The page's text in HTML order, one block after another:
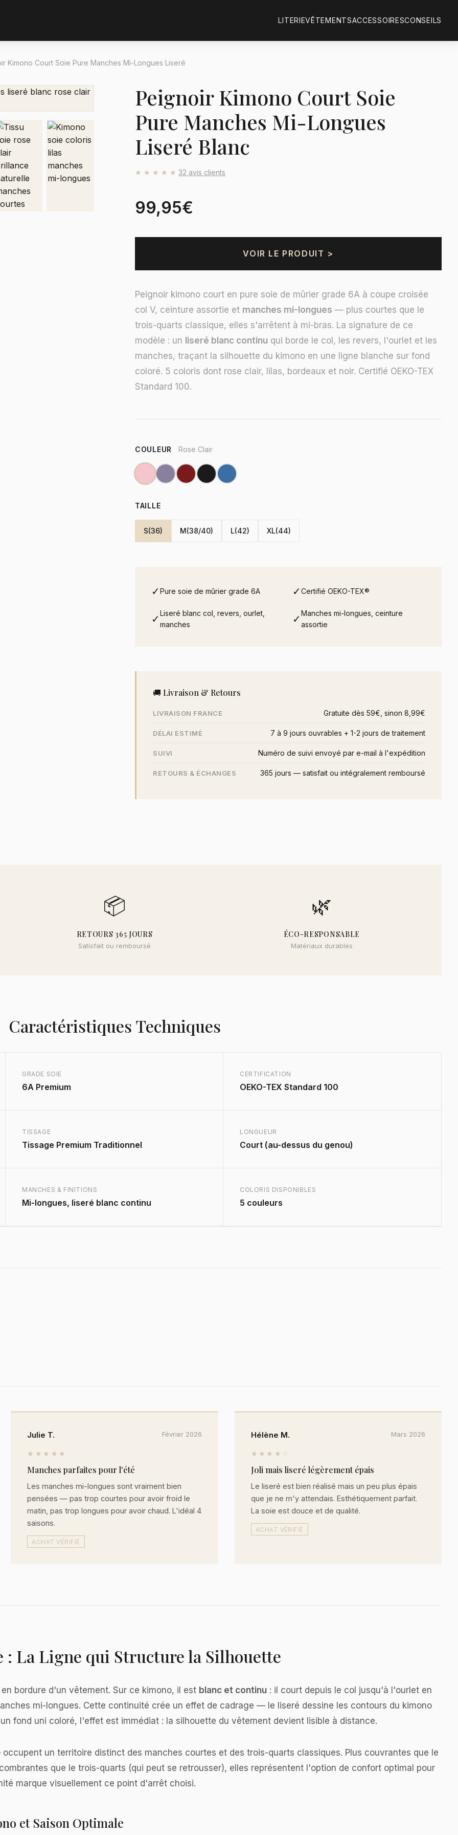
LITERIEVÊTEMENTSACCESSOIRESCONSEILS
Kimono Court Soie Pure Manches Mi-Longues Liseré
Peignoir Kimono Court Soie
Pure Manches Mi-Longues
Liseré Blanc
★★★★★ 32 avis clients
99,95€
VOIR LE PRODUIT >
Peignoir kimono court en pure soie de mûrier grade 6A à coupe croisée
col V, ceinture assortie et manches mi-longues — plus courtes que le
trois-quarts classique, elles s'arrêtent à mi-bras. La signature de ce
modèle : un liseré blanc continu qui borde le col, les revers, l'ourlet et les
manches, traçant la silhouette du kimono en une ligne blanche sur fond
coloré. 5 coloris dont rose clair, lilas, bordeaux et noir. Certifié OEKO-TEX
Standard 100.
COULEUR Rose Clair
TAILLE
S(36) M(38/40) L(42) XL(44)
✓Pure soie de mûrier grade 6A ✓Certifié OEKO-TEX®
✓Liseré blanc col, revers, ourlet,
manches
✓Manches mi-longues, ceinture
assortie
🚚 Livraison & Retours
LIVRAISON FRANCE Gratuite dès 59€, sinon 8,99€
DÉLAI ESTIMÉ 7 à 9 jours ouvrables + 1-2 jours de traitement
SUIVI Numéro de suivi envoyé par e-mail à l'expédition
RETOURS & ÉCHANGES 365 jours — satisfait ou intégralement remboursé
📦
RETOURS 365 JOURS
Satisfait ou remboursé
🌿
ÉCO-RESPONSABLE
Matériaux durables
Caractéristiques Techniques
GRADE SOIE
6A Premium
CERTIFICATION
OEKO-TEX Standard 100
TISSAGE
Tissage Premium Traditionnel
LONGUEUR
Court (au-dessus du genou)
MANCHES & FINITIONS
Mi-longues, liseré blanc continu
COLORIS DISPONIBLES
5 couleurs
Julie T. Février 2026
★★★★★
Manches parfaites pour l'été
Les manches mi-longues sont vraiment bien
pensées — pas trop courtes pour avoir froid le
matin, pas trop longues pour avoir chaud. L'idéal 4
saisons.
ACHAT VÉRIFIÉ
Hélène M. Mars 2026
★★★★☆
Joli mais liseré légèrement épais
Le liseré est bien réalisé mais un peu plus épais
que je ne m'y attendais. Esthétiquement parfait.
La soie est douce et de qualité.
ACHAT VÉRIFIÉ
: La Ligne qui Structure la Silhouette
bordure d'un vêtement. Sur ce kimono, il est blanc et continu : il court depuis le col jusqu'à l'ourlet en
mi-longues. Cette continuité crée un effet de cadrage — le liseré dessine les contours du kimono
fond uni coloré, l'effet est immédiat : la silhouette du vêtement devient lisible à distance.
un territoire distinct des manches courtes et des trois-quarts classiques. Plus couvrantes que le
que le trois-quarts (qui peut se retrousser), elles représentent l'option de confort optimal pour
marque visuellement ce point d'arrêt choisi.
et Saison Optimale